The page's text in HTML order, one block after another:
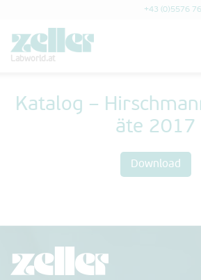
+43 (0)5576
Labworld.at
Katalog –
äte 2017
Download